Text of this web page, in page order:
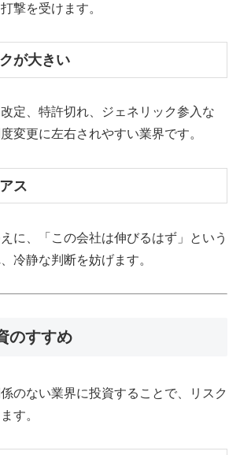
撃を受けます。
が大きい
定、特許切れ、ジェネリック参入な
変更に左右されやすい業界です。
ス
に、「この会社は伸びるはず」という
冷静な判断を妨げます。
のすすめ
のない業界に投資することで、リスク
す。